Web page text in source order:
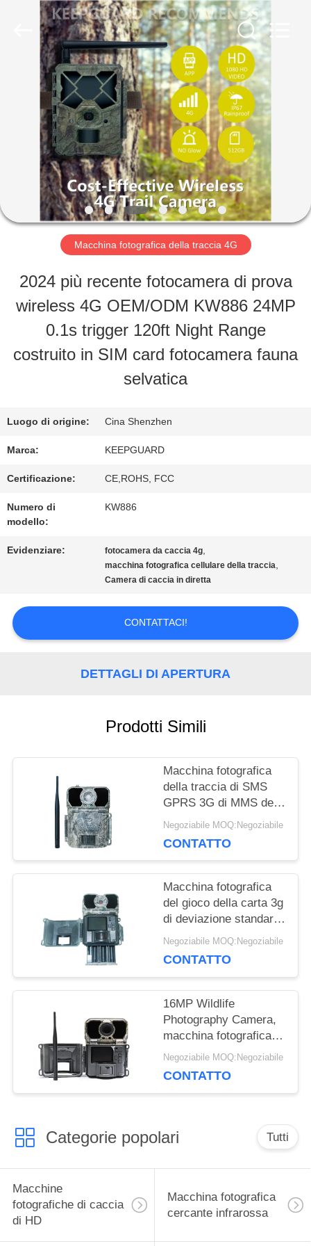
CASA.
PRODOTTI
VIDEO
SU
NOI
VISITA
CONTROLLO
DELLA
QUALITÀ
CONTATTACI
NOTIZIE
PREVENTIVO
MAPPA
POLITICA
SULLA
PRIVACY
INDUSTRIAL
Macchina fotografica della traccia 4G
2024 più recente fotocamera di prova
wireless 4G OEM/ODM KW886 24MP
0.1s trigger 120ft Night Range
costruito in SIM card fotocamera fauna
selvatica
Luogo di origine: Cina Shenzhen
Marca: KEEPGUARD
Certificazione: CE,ROHS, FCC
Numero di
modello:
KW886
Evidenziare: fotocamera da caccia 4g,
macchina fotografica cellulare della traccia,
Camera di caccia in diretta
CONTATTACI!
DETTAGLI DI APERTURA
Prodotti Simili
Macchina fotografica
della traccia di SMS
GPRS 3G di MMS della
trappola della foto per
della fauna selvatica
Negoziabile MOQ:Negoziabile
CONTATTO
Macchina fotografica
del gioco della carta 3g
di deviazione standard
SDHC, macchina
programmabile della
Negoziabile MOQ:Negoziabile
CONTATTO
16MP Wildlife
Photography Camera,
macchina fotografica
all'aperto della fauna
notte
Negoziabile MOQ:Negoziabile
CONTATTO
Categorie popolari Tutti
Macchine
fotografiche di caccia
di HD
Macchina fotografica
cercante infrarossa